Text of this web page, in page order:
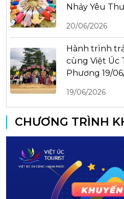
Nhảy Yêu
20/06/2026
Hành trình
cùng Việt Úc
Phương 19/
19/06/2026
CHƯƠNG TRÌNH